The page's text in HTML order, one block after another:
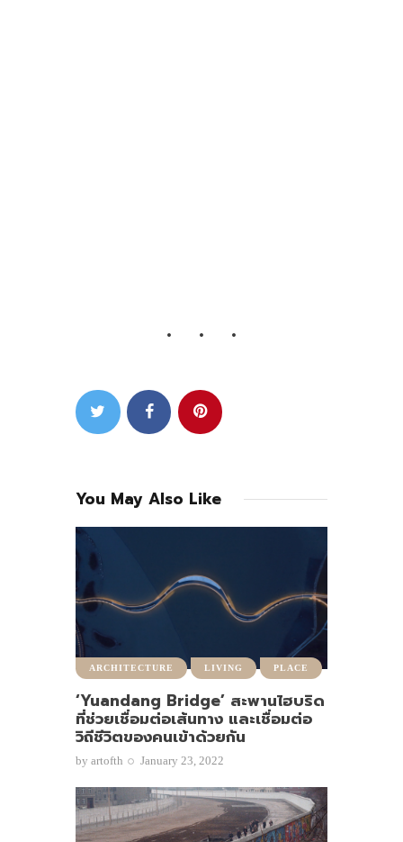
You May Also Like
ARCHITECTURE LIVING PLACE
‘Yuandang Bridge’ สะพานไฮบริด
ที่ช่วยเชื่อมต่อเส้นทาง และเชื่อมต่อ
วิถีชีวิตของคนเข้าด้วยกัน
by artofth January 23, 2022